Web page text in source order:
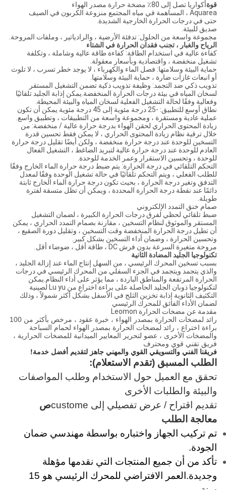
قوةأكواريا تصل إلى 80٪ مضخة حرارة مصدر الهواء
Aquarea ، المساهمة في مياه المجتمع منزوعة الكربون في الصيف
حتى في درجات الحرارة الخارجية الشديدة.
صديق للبيئة.
مجموعة واسعة من الحلول: تدفئة الأرضية ، والرادياتير ، وملفات المروحة.
الرياح والغبار ، تجنب فقدان الحرارة في الشتاء
كفاءة عالية في استخدام الطاقة: كفاءة طاقة عالية وشاملة ، وتكلفة
تشغيل منخفضة ، واقتصادية وبأسعار معقولة.
حماية البيئة وسلامتها: فصل الماء والكهرباء ، لا يوجد خطر تسرب ، لا تلوث
أو انبعاث غازات ضارة ، حماية البيئة وسلامتها.
تذويب ذكي ضد التجمد: وظيفة تذويب ذكية تضمن التشغيل المستقر
لسخان المياه في بيئة درجات الحرارة المنخفضة.يمكن إذابة الجليد تلقائيًا
وفعالية وفقًا لحالة التشغيل الفعلية لسخان المياه والبيئة المحيطة.
نطاق أوسع للتطبيق: -25 درجة مئوية إلى 45 درجة مئوية يمكن أن تكون
عملية عادية ومستقرة ، ومجموعة واسعة من التطبيقات ، وتطبيق واسع.
زيادة المحتوى الحراري لحقن الهواء بدرجة حرارة عالية / منخفضة: من
خلال ترقية نظام زيادة المحتوى الحراري ، لا يمكن فقط تحسين قدرة
التسخين للوحدة عند درجة حرارة منخفضة ، ولكن أيضًا تقليل درجة حرارة
العادم للوحدة عند درجة حرارة عالية لتبريد الضاغط ، التشغيل الفعال
للوحدة ، وتحسين الاستقرار وعمر الخدمة للوحدة.
التحكم التلقائي في درجة الحرارة: يتم ضبط درجة حرارة الماء الخارج وفقًا
للطلب الفعلي ، ويتم التحكم تلقائيًا في حالة تشغيل الوحدة وفقًا لمعدل
التدفق وتغير درجة الحرارة ، بحيث تكون درجة حرارة الماء الخارج ثابتة
دائمًا عند نقطة درجة الحرارة المحددة ، ويمكن أن تظل متسقة لفترة
طويلة.
صمام خنق التمدد الإلكتروني
ضبط تلقائي لحظي لفرق درجات الحرارة الكبيرة ، لضمان التشغيل
المستقر والموثوق لنظام التسخين ، مقارنة بصمام التمدد الحراري ، يمكن
أن تطيل درجة الحرارة المنخفضة وقت التسخين ، وتقليل دورة الصقيع ،
وتحسين الحرارة ، وضمان أداء التسخين بشكل كبير.
مروحة متغيرة السرعة بدون فرش DC ، طاقة أقل ، ضوضاء أقل.
تكنولوجيا الجليد المضادة الثانية
بسبب تسخين المحرك الرئيسي ، من السهل إنتاج الماء عند إزالة الجليد ،
والذي يتجمد ويتجمد في الجزء السفلي من المحرك الرئيسي في درجات
الحرارة المرتفعة والمناطق الباردة ، مما يؤثر على أداء النظام.يمكن
لتكنولوجيا ذوبان الجليد الحاصلة على براءة اختراع من Lu yu لصينية
التكثيف الثانوية إذابة تخزين الثلج في الأسفل بشكل أكثر شمولاً ، وذلك
لضمان الأداء الفائق للمحرك الرئيسي
مقدمة عن مضخات الحرارة Leomon
رائد لمضخات الحرارة بمصدر الهواء ، خبرة عقود ، مرخص بأكثر من 100
براءة اختراع ، رائد لمضخات الحرارة بمصدر الهواء لحمام السباحة
والمضخات الأخرى ، عضو لتحرير المعايير الميدانية للمضخات الحرارية ،
فريق تقني قوي ومحترف
فريقنا الفني والتسويقي القوي والمهني جاهز لتقديم أفضل خدمة!
الطلب المسبق (تقدم الاستعلام):
تحقق مع العميل حول الاستخدام وطلب المواصفات
والبيئة والطلبات الأخرى
تقديم اقتراح / عرض تفصيلي إلى custome
ص
معالجة الطلب
تم تركيب الجهاز واختباره بواسطة مهندسي ضمان
الجودة.
تأكد من أن جميع المنتجات التي نقدمها مؤهلة
وجديدة.العمر الافتراضي للمحرك الرئيسي هو 15